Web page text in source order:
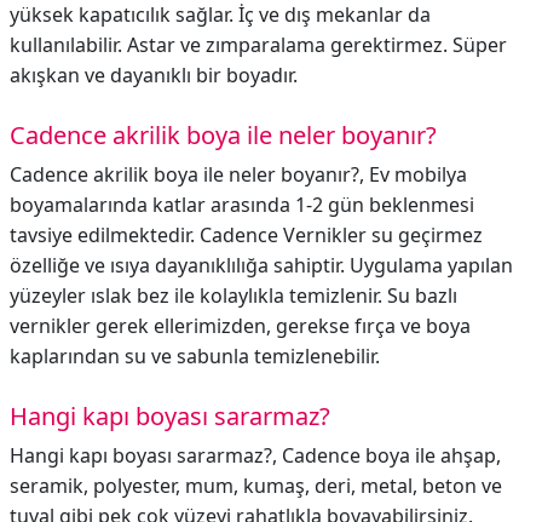
yüksek kapatıcılık sağlar. İç ve dış mekanlar da
kullanılabilir. Astar ve zımparalama gerektirmez. Süper
akışkan ve dayanıklı bir boyadır.
Cadence akrilik boya ile neler boyanır?
Cadence akrilik boya ile neler boyanır?, Ev mobilya
boyamalarında katlar arasında 1-2 gün beklenmesi
tavsiye edilmektedir. Cadence Vernikler su geçirmez
özelliğe ve ısıya dayanıklılığa sahiptir. Uygulama yapılan
yüzeyler ıslak bez ile kolaylıkla temizlenir. Su bazlı
vernikler gerek ellerimizden, gerekse fırça ve boya
kaplarından su ve sabunla temizlenebilir.
Hangi kapı boyası sararmaz?
Hangi kapı boyası sararmaz?, Cadence boya ile ahşap,
seramik, polyester, mum, kumaş, deri, metal, beton ve
tuval gibi pek çok yüzeyi rahatlıkla boyayabilirsiniz.